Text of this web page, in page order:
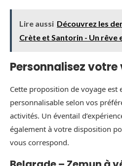
Lire aussi Découvrez les
Crète et Santorin - Un rêve
Personnalisez
Cette proposition de voyage est
personnalisable selon vos
activités. Un éventail
également à votre disposition
vous correspond.